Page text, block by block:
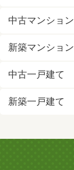
中古マンション
新築マンション
中古一戸建て
新築一戸建て